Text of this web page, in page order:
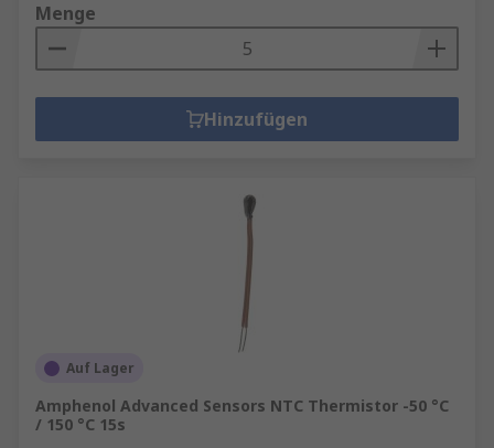
Menge
Hinzufügen
Auf Lager
Amphenol Advanced Sensors NTC Thermistor -50 °C
/ 150 °C 15s